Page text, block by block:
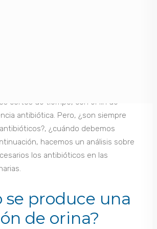
para tratar
cortos de tiempo, con el fin de
antibiótica. Pero, ¿son siempre
¿cuándo debemos
hacemos un análisis sobre
los antibióticos en las
se produce una
de orina?